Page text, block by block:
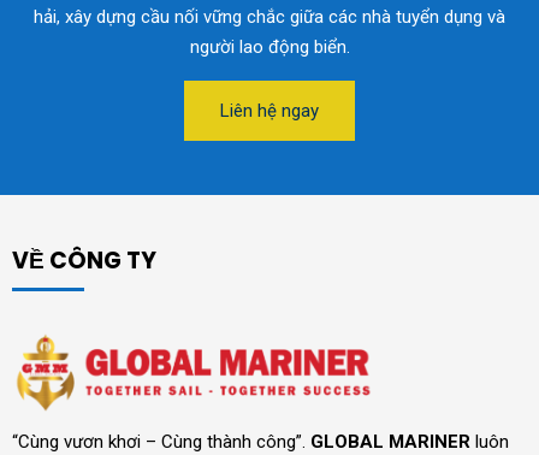
hải, xây dựng cầu nối vững chắc giữa các nhà tuyển dụng và
người lao động biển.
Liên hệ ngay
VỀ CÔNG TY
“Cùng vươn khơi – Cùng thành công”. GLOBAL MARINER luôn